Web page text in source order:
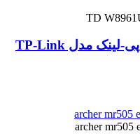
مودم ADSL وایرلس N300 تی پی-لینک مدل TP-Link